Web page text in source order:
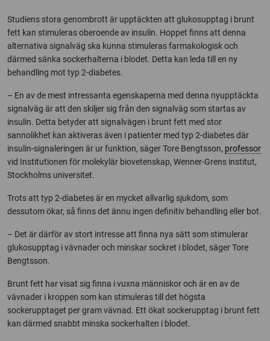
Studiens stora genombrott är upptäckten att glukosupptag i brunt
fett kan stimuleras oberoende av insulin. Hoppet finns att denna
alternativa signalväg ska kunna stimuleras farmakologisk och
därmed sänka sockerhalterna i blodet. Detta kan leda till en ny
behandling mot typ 2-diabetes.
– En av de mest intressanta egenskaperna med denna nyupptäckta
signalväg är att den skiljer sig från den signalväg som startas av
insulin. Detta betyder att signalvägen i brunt fett med stor
sannolikhet kan aktiveras även i patienter med typ 2-diabetes där
insulin-signaleringen är ur funktion, säger Tore Bengtsson, professor
vid Institutionen för molekylär biovetenskap, Wenner-Grens institut,
Stockholms universitet.
Trots att typ 2-diabetes är en mycket allvarlig sjukdom, som
dessutom ökar, så finns det ännu ingen definitiv behandling eller bot.
– Det är därför av stort intresse att finna nya sätt som stimulerar
glukosupptag i vävnader och minskar sockret i blodet, säger Tore
Bengtsson.
Brunt fett har visat sig finna i vuxna människor och är en av de
vävnader i kroppen som kan stimuleras till det högsta
sockerupptaget per gram vävnad. Ett ökat sockerupptag i brunt fett
kan därmed snabbt minska sockerhalten i blodet.